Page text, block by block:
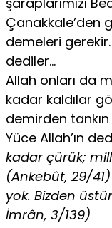
Çanakkale’den
demeleri
dediler…
Allah onları da
kadar kaldılar
demirden
Yüce Allah’ın
kadar çürük;
(Ankebût, 29/
yok. Bizden
İmrân, 3/139)